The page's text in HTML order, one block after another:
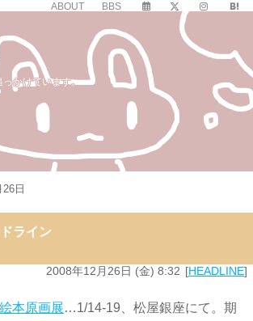
ABOUT BBS
っかけています。
26日
ライン
2008年12月26日 (金) 8:32 HEADLINE
本原画展…1/14-19、松屋銀座にて。期